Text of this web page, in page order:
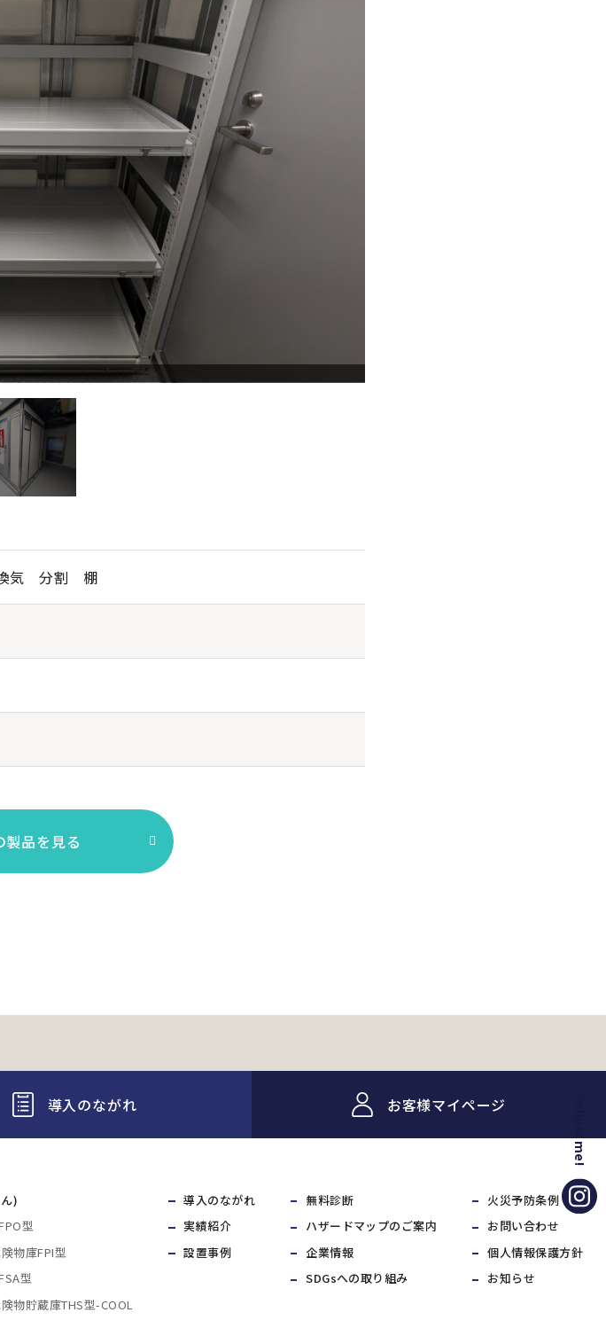
気 分割 棚
製品を見る
導入のながれ お客様マイページ
)
型
物庫FPI型
型
物貯蔵庫THS型-COOL
導入のながれ
実績紹介
設置事例
無料診断
ハザードマップのご案内
企業情報
SDGsへの取り組み
火災予防条例
お問い合わせ
個人情報保護方針
お知らせ
Follow me!